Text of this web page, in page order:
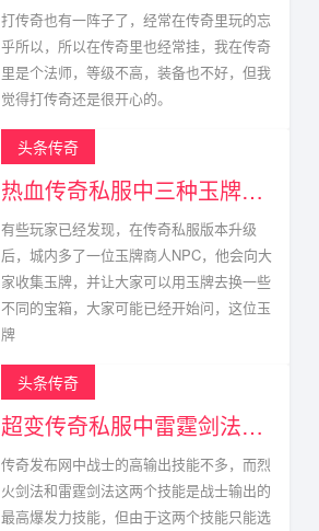
打传奇也有一阵子了，经常在传奇里玩的忘
乎所以，所以在传奇里也经常挂，我在传奇
里是个法师，等级不高，装备也不好，但我
觉得打传奇还是很开心的。
头条传奇
热血传奇私服中三种玉牌获得方式以及掉落点
有些玩家已经发现，在传奇私服版本升级
后，城内多了一位玉牌商人NPC，他会向大
家收集玉牌，并让大家可以用玉牌去换一些
不同的宝箱，大家可能已经开始问，这位玉
牌
头条传奇
超变传奇私服中雷霆剑法真的不能与烈火剑法相比?
传奇发布网中战士的高输出技能不多，而烈
火剑法和雷霆剑法这两个技能是战士输出的
最高爆发力技能，但由于这两个技能只能选